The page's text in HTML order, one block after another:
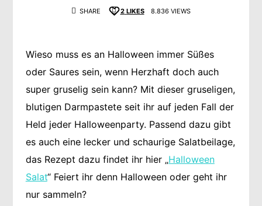
SHARE 2 LIKES 8.836 VIEWS
Wieso muss es an Halloween immer Süßes
oder Saures sein, wenn Herzhaft doch auch
super gruselig sein kann? Mit dieser gruseligen,
blutigen Darmpastete seit ihr auf jeden Fall der
Held jeder Halloweenparty. Passend dazu gibt
es auch eine lecker und schaurige Salatbeilage,
das Rezept dazu findet ihr hier „Halloween
Salat“ Feiert ihr denn Halloween oder geht ihr
nur sammeln?